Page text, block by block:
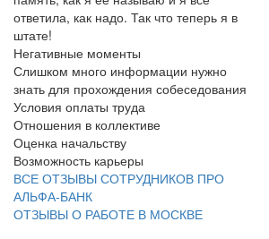
ответила, как надо. Так что теперь я в
штате!
Негативные моменты
Слишком много информации нужно
знать для прохождения собеседования
Условия оплаты труда
Отношения в коллективе
Оценка начальству
Возможность карьеры
ВСЕ ОТЗЫВЫ СОТРУДНИКОВ ПРО
АЛЬФА-БАНК
ОТЗЫВЫ О РАБОТЕ В МОСКВЕ